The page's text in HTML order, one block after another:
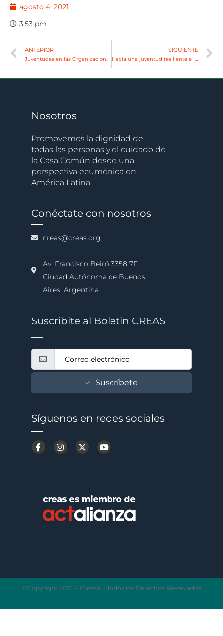
agosto 4, 2021
3:53 pm
ANTERIOR SIGUIENTE
Nosotros
Promovemos la dignidad de
todas las personas y el cuidado de
la Casa Común desde una
perspectiva ecuménica en
América Latina.
Conéctate con nosotros
creas@creas.org
Av. Francisco Beiró 3358 7F.
Ciudad Autónoma de Buenos
Aires, Argentina
Suscribite al Boletin CREAS
Suscríbete
Síguenos en redes sociales
©Copyright 2025 – Creas® | Todos los Derechos Reservados